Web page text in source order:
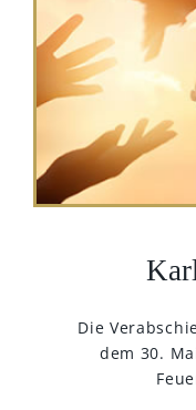
Die
dem 30.